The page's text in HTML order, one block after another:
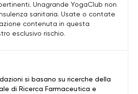
si basano su ricerche della
di Ricerca Farmaceutica e
Unagrande YogaClub non
sanitaria. Usate o contate
contenuta in questa
esclusivo rischio.